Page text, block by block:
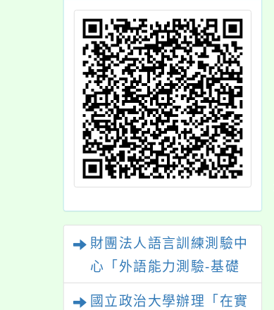
財團法人語言訓練測驗中
心「外語能力測驗-基礎
國立政治大學辦理「在實